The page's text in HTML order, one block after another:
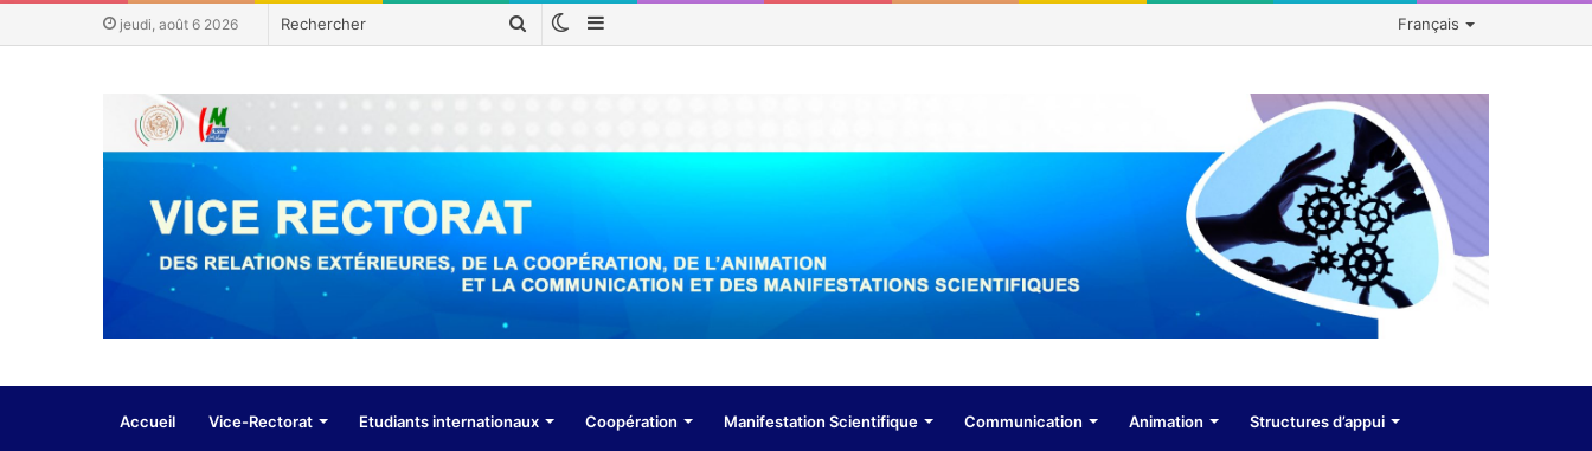
jeudi, août 6 2026 Rechercher
SwitchSidebar
Français
Accueil Vice-Rectorat Etudiants internationaux Coopération Manifestation Scientifique Communication Animation Structures d’appui